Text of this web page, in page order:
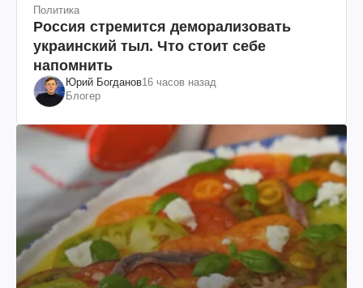
Политика
Россия стремится деморализовать
украинский тыл. Что стоит себе
напомнить
Юрий Богданов16 часов назад
Блогер